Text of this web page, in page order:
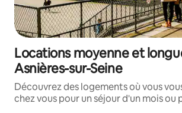
Locations moyenne et
Asnières-sur-Seine
Découvrez des logements où vous
chez vous pour un séjour d'un mois ou